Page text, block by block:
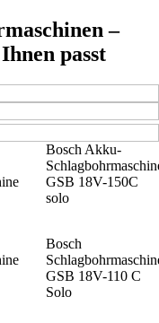
–
passt
Bosch Akku-
GSB 18V-150C
solo
Bosch
GSB 18V-110 C
Solo